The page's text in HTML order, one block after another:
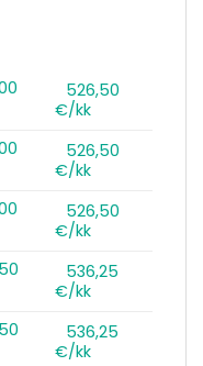
526,50
€/kk
526,50
€/kk
526,50
€/kk
536,25
€/kk
536,25
€/kk